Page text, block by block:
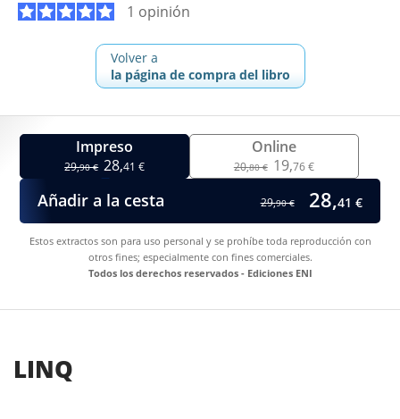
1 opinión
Volver a
la página de compra del libro
Impreso
29,90 € 28,41 €
Online
20,80 € 19,76 €
Añadir a la cesta 29,90 € 28,41 €
Estos extractos son para uso personal y se prohíbe toda reproducción con
otros fines; especialmente con fines comerciales.
Todos los derechos reservados - Ediciones ENI
LINQ